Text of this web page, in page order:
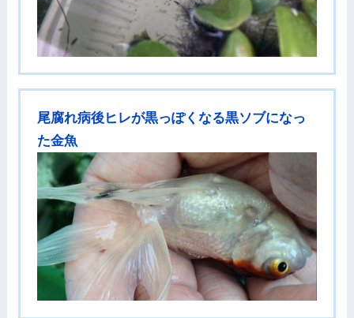
尾腐れ病後ヒレが黒っぽくなる黒ソブになっ
た金魚